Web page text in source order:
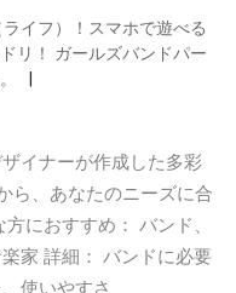
イフ）！スマホで遊べる
リ！ ガールズバンドパー
イナーが作成した多彩
ら、あなたのニーズに合
におすすめ： バンド、
家 詳細： バンドに必要